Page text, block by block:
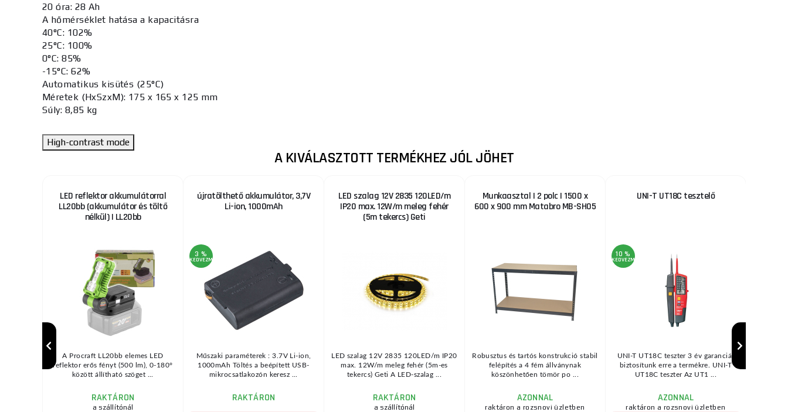
20 óra: 28 Ah
A hőmérséklet hatása a kapacitásra
40°C: 102%
25°C: 100%
0°C: 85%
-15°C: 62%
Automatikus kisütés (25°C)
Méretek (HxSzxM): 175 x 165 x 125 mm
Súly: 8,85 kg
High-contrast mode
A KIVÁLASZTOTT TERMÉKHEZ JÓL JÖHET
LED reflektor akkumulátorral
LL20bb (akkumulátor és töltő
nélkül) | LL20bb
A Procraft LL20bb elemes LED
reflektor erős fényt (500 lm), 0-180°
között állítható szöget ...
RAKTÁRON
a szállítónál
újratölthető akkumulátor, 3,7V
Li-ion, 1000mAh
3 %
KEDVEZMÉNY
Műszaki paraméterek : 3.7V Li-ion,
1000mAh Töltés a beépített USB-
mikrocsatlakozón keresz ...
RAKTÁRON
LED szalag 12V 2835 120LED/m
IP20 max. 12W/m meleg fehér
(5m tekercs) Geti
LED szalag 12V 2835 120LED/m IP20
max. 12W/m meleg fehér (5m-es
tekercs) Geti A LED-szalag ...
RAKTÁRON
a szállítónál
Munkaasztal | 2 polc | 1500 x
600 x 900 mm Matabro MB-SH05
Robusztus és tartós konstrukció stabil
felépítés a 4 fém állványnak
köszönhetően tömör po ...
AZONNAL
raktáron a rozsnovi üzletben
UNI-T UT18C tesztelő
10 %
KEDVEZMÉNY
UNI-T UT18C teszter 3 év garanciát
biztosítunk erre a termékre. UNI-T
UT18C teszter Az UT1 ...
AZONNAL
raktáron a rozsnovi üzletben